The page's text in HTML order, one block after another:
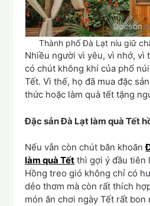
Thành phố Đà Lạt níu giữ
Nhiều người vì yêu, vì nhớ, vì
có chút không khí của phố
Tết. Vì thế, họ đã mua đặc
thức hoặc làm quà tết tặng
Đặc sản Đà Lạt làm quà Tết
Nếu vẫn còn chút băn khoăn
làm quà Tết thì gợi ý đầu tiên
Hồng treo gió không chỉ có
dẻo thơm mà còn rất thích
món ăn chơi ngày Tết rất bon